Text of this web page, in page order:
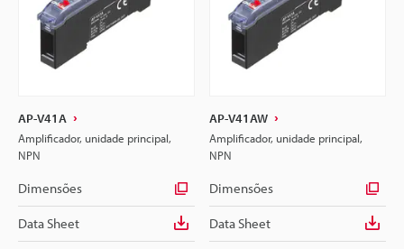
AP-V41A
Amplificador, unidade principal,
NPN
Dimensões
Data Sheet
AP-V41AW
Amplificador, unidade principal,
NPN
Dimensões
Data Sheet